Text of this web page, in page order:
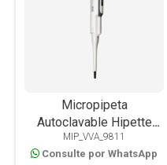
Micropipeta
Autoclavable Hipette
Colorful Volumen
Variable 5-50ul
MIP_VVA_9811
Consulte por WhatsApp